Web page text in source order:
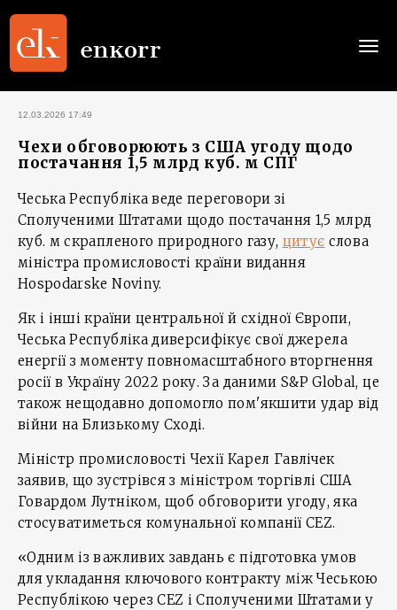
12.03.2026 17:49
Чехи обговорюють з США угоду щодо
постачання 1,5 млрд куб. м СПГ
Чеська Республіка веде переговори зі
Сполученими Штатами щодо постачання 1,5 млрд
куб. м скрапленого природного газу, цитує слова
міністра промисловості країни видання
Hospodarske Noviny.
Як і інші країни центральної й східної Європи,
Чеська Республіка диверсифікує свої джерела
енергії з моменту повномасштабного вторгнення
росії в Україну 2022 року. За даними S&P Global, це
також нещодавно допомогло пом'якшити удар від
війни на Близькому Сході.
Міністр промисловості Чехії Карел Гавлічек
заявив, що зустрівся з міністром торгівлі США
Говардом Лутніком, щоб обговорити угоду, яка
стосуватиметься комунальної компанії CEZ.
«Одним із важливих завдань є підготовка умов
для укладання ключового контракту між Чеською
Республікою через CEZ і Сполученими Штатами у